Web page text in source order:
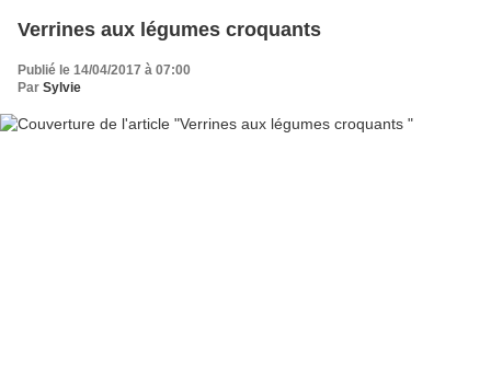
Verrines aux légumes croquants
Publié le 14/04/2017 à 07:00
Par Sylvie